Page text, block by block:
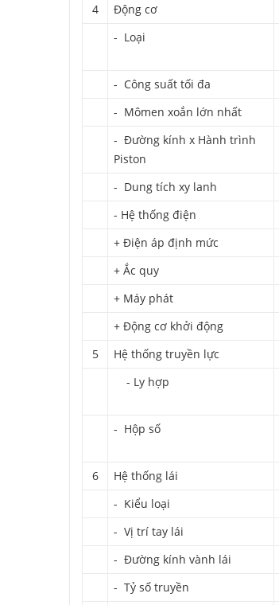
4
Động cơ
- Loại
- Công suất tối đa
- Mômen xoắn lớn nhất
- Đường kính x Hành trình
Piston
- Dung tích xy lanh
- Hệ thống điện
+ Điện áp định mức
+ Ắc quy
+ Máy phát
+ Động cơ khởi động
5
Hệ thống truyền lực
- Ly hợp
- Hộp số
6
Hệ thống lái
- Kiểu loại
- Vị trí tay lái
- Đường kính vành lái
- Tỷ số truyền